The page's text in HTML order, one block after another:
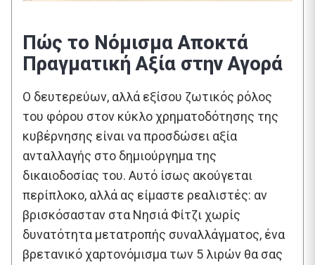
Πώς το Νόμισμα Αποκτά
Πραγματική Αξία στην Αγορά
Ο δευτερεύων, αλλά εξίσου ζωτικός ρόλος
του φόρου στον κύκλο χρηματοδότησης της
κυβέρνησης είναι να προσδώσει αξία
ανταλλαγής στο δημιούργημα της
δικαιοδοσίας του. Αυτό ίσως ακούγεται
περίπλοκο, αλλά ας είμαστε ρεαλιστές: αν
βρισκόσασταν στα Νησιά Φίτζι χωρίς
δυνατότητα μετατροπής συναλλάγματος, ένα
βρετανικό χαρτονόμισμα των 5 λιρών θα σας